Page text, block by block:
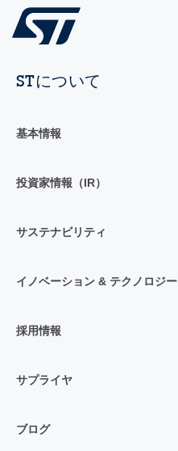
STについて
基本情報
投資家情報（IR）
サステナビリティ
イノベーション & テクノロジー
採用情報
サプライヤ
ブログ